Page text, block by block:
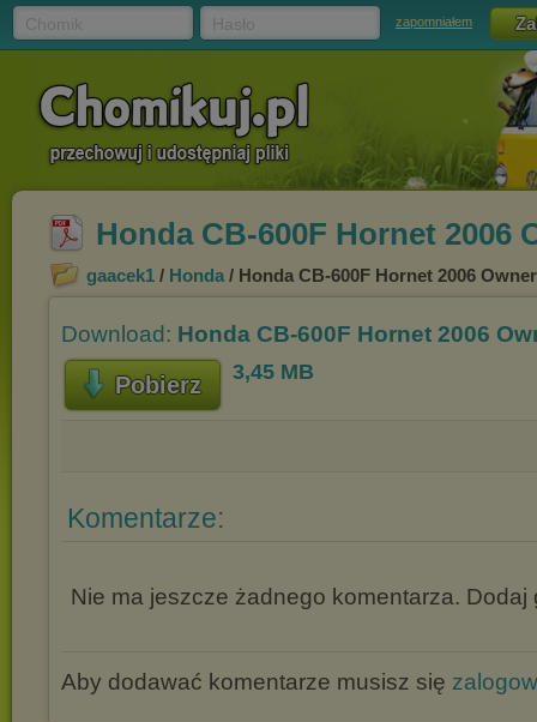
zapomniałem
Honda CB-600F Hornet 2006
gaacek1 / Honda / Honda CB-600F Hornet 2006
Download: Honda CB-600F Hornet 2006
Pobierz 3,45 MB
Komentarze:
Nie ma jeszcze żadnego komentarza. Dodaj
Aby dodawać komentarze musisz się